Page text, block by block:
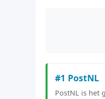
#1 PostNL
PostNL is het